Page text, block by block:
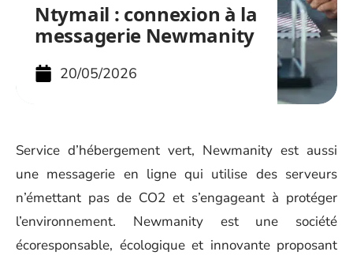
Ntymail : connexion à la
messagerie Newmanity
20/05/2026
Service d’hébergement vert, Newmanity est aussi
une messagerie en ligne qui utilise des serveurs
n’émettant pas de CO2 et s’engageant à protéger
l’environnement. Newmanity est une société
écoresponsable, écologique et innovante proposant